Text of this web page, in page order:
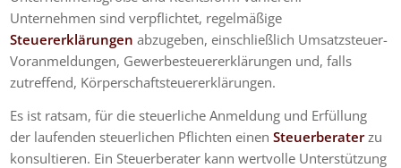
Unternehmen sind verpflichtet, regelmäßige
Steuererklärungen abzugeben, einschließlich Umsatzsteuer-
Voranmeldungen, Gewerbesteuererklärungen und, falls
zutreffend, Körperschaftsteuererklärungen.
Es ist ratsam, für die steuerliche Anmeldung und Erfüllung
der laufenden steuerlichen Pflichten einenSteuerberaterzu
konsultieren. Ein Steuerberater kann wertvolle Unterstützung